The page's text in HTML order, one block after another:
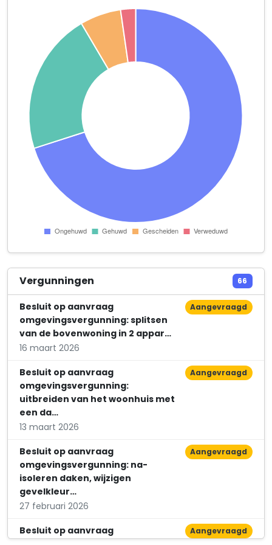
Strijpsestraat 63 -65
District 5616
Strijpsestraat 196 A
Evelyn Tiebosch architectuur
Torenallee 20
Florian Koch
Kastanjelaan 500
Fluxicon B.V.
Torenallee 20 Unit 6.007
Galaxy star sneakers
Torenallee 60 02 Urban Shopper
Galerie Nasty Alice
St Antoniusstraat 10
Gemini Gallery
Strijpsestraat 52
Vergunningen 66
Besluit op aanvraag
omgevingsvergunning: splitsen
van de bovenwoning in 2 appar…
Aangevraagd
16 maart 2026
Besluit op aanvraag
omgevingsvergunning:
uitbreiden van het woonhuis met
een da…
Aangevraagd
13 maart 2026
Besluit op aanvraag
omgevingsvergunning: na-
isoleren daken, wijzigen
gevelkleur…
Aangevraagd
27 februari 2026
Besluit op aanvraag
Aangevraagd